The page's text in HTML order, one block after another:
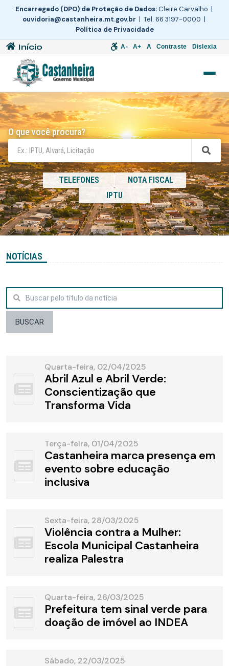
Encarregado (DPO) de Proteção de Dados:Cleire Carvalho |
ouvidoria@castanheira.mt.gov.br | Tel. 66 3197-0000 |
Política de Privacidade
Início A- A+ A Contraste Dislexia
O que você procura?
TELEFONES
NOTA FISCAL
IPTU
NOTÍCIAS
BUSCAR
Quarta-feira, 02/04/2025
Abril Azul e Abril Verde:
Conscientização que
Transforma Vida
Terça-feira, 01/04/2025
Castanheira marca presença em
evento sobre educação
inclusiva
Sexta-feira, 28/03/2025
Violência contra a Mulher:
Escola Municipal Castanheira
realiza Palestra
Quarta-feira, 26/03/2025
Prefeitura tem sinal verde para
doação de imóvel ao INDEA
Sábado, 22/03/2025